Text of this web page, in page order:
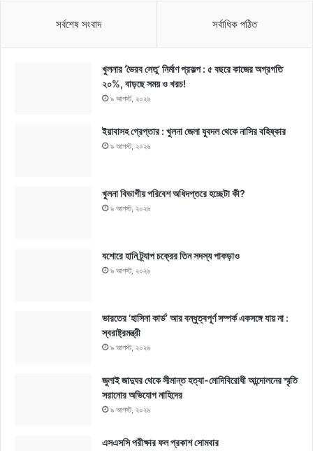
সর্বশেষ সংবাদ সর্বাধিক পঠিত
খুলনার ‘ভৈরব সেতু’ নির্মাণ প্রকল্প : ৫ বছরে কাজের অগ্রগতি
২০%, বাড়ছে সময় ও খরচ!
৯ আগস্ট, ২০২৬
ইয়াবাসহ গ্রেপ্তার : খুলনা জেলা যুবদল থেকে নাসির বহিষ্কার
৯ আগস্ট, ২০২৬
খুলনা বিভাগীয় পরিবেশ অধিদপ্তরে হচ্ছেটা কী?
৯ আগস্ট, ২০২৬
যশোরে হানি ট্র্যাপ চক্রের তিন সদস্য পাকড়াও
৯ আগস্ট, ২০২৬
ভারতের ‘হাসিনা কার্ড’ আর বন্ধুত্বপূর্ণ সম্পর্ক একসঙ্গে যায় না :
স্বরাষ্ট্রমন্ত্রী
৯ আগস্ট, ২০২৬
জুলাই জাদুঘর থেকে সীমান্ত হত্যা-মোদিবিরোধী আন্দোলনের স্মৃতি
সরানোর অভিযোগ নাহিদের
৯ আগস্ট, ২০২৬
এসএসসি পরীক্ষার ফল প্রকাশ সোমবার